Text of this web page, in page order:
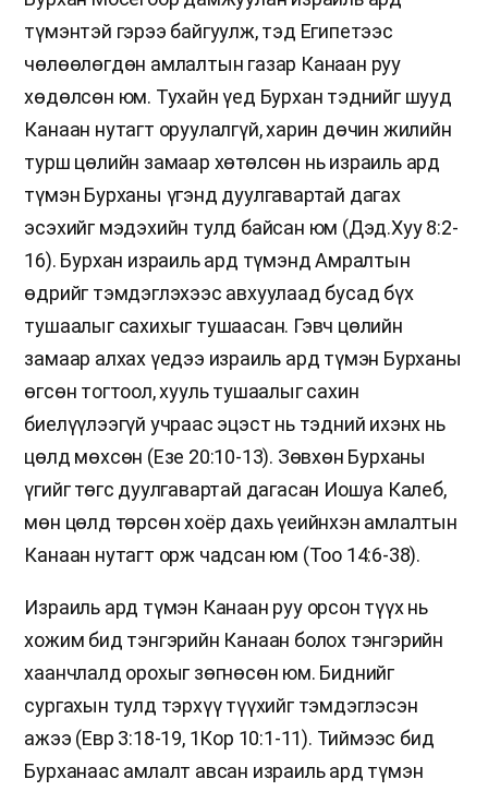
түмэнтэй гэрээ байгуулж, тэд Египетээс
чөлөөлөгдөн амлалтын газар Канаан руу
хөдөлсөн юм. Тухайн үед Бурхан тэднийг шууд
Канаан нутагт оруулалгүй, харин дөчин жилийн
турш цөлийн замаар хөтөлсөн нь израиль ард
түмэн Бурханы үгэнд дуулгавартай дагах
эсэхийг мэдэхийн тулд байсан юм (Дэд.Хуу 8:2-
16). Бурхан израиль ард түмэнд Амралтын
өдрийг тэмдэглэхээс авхуулаад бусад бүх
тушаалыг сахихыг тушаасан. Гэвч цөлийн
замаар алхах үедээ израиль ард түмэн Бурханы
өгсөн тогтоол, хууль тушаалыг сахин
биелүүлээгүй учраас эцэст нь тэдний ихэнх нь
цөлд мөхсөн (Езе 20:10-13). Зөвхөн Бурханы
үгийг төгс дуулгавартай дагасан Иошуа Калеб,
мөн цөлд төрсөн хоёр дахь үеийнхэн амлалтын
Канаан нутагт орж чадсан юм (Тоо 14:6-38).
Израиль ард түмэн Канаан руу орсон түүх нь
хожим бид тэнгэрийн Канаан болох тэнгэрийн
хаанчлалд орохыг зөгнөсөн юм. Биднийг
сургахын тулд тэрхүү түүхийг тэмдэглэсэн
ажээ (Евр 3:18-19, 1Кор 10:1-11). Тиймээс бид
Бурханаас амлалт авсан израиль ард түмэн